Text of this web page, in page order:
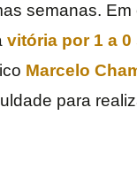
semanas. Em
vitória por 1 a 0
Marcelo
para